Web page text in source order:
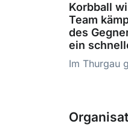
Korbball
Team
des
ein
Im Thurgau